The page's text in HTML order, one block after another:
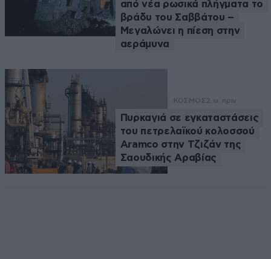
από νέα ρωσικά πλήγματα το
βράδυ του Σαββάτου –
Μεγαλώνει η πίεση στην
αεράμυνα
ΚΟΣΜΟΣ2 ω. πριν
Πυρκαγιά σε εγκαταστάσεις
του πετρελαϊκού κολοσσού
Aramco στην Τζιζάν της
Σαουδικής Αραβίας